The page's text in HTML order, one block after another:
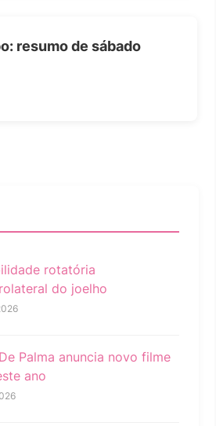
resumo de sábado
rotatória
do joelho
Palma anuncia novo filme
ano